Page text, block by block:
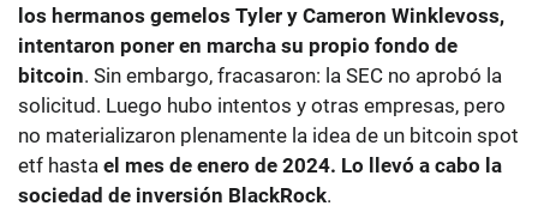
los hermanos gemelos Tyler y Cameron Winklevoss,
intentaron poner en marcha su propio fondo de
bitcoin. Sin embargo, fracasaron: la SEC no aprobó la
solicitud. Luego hubo intentos y otras empresas, pero
no materializaron plenamente la idea de un bitcoin spot
etf hasta el mes de enero de 2024. Lo llevó a cabo la
sociedad de inversión BlackRock.